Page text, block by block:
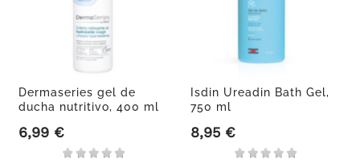
Dermaseries gel de
ducha nutritivo, 400 ml
Precio
6,99 €
Isdin Ureadin Bath Gel,
750 ml
Precio
8,95 €